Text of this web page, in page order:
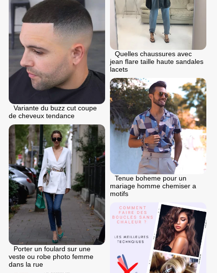
Quelles chaussures avec
jean flare taille haute sandales
lacets
Variante du buzz cut coupe
de cheveux tendance
Tenue boheme pour un
mariage homme chemiser a
motifs
Porter un foulard sur une
veste ou robe photo femme
dans la rue